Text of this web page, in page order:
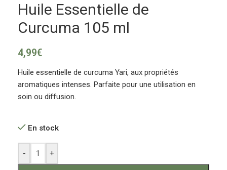
Huile Essentielle de
Curcuma 105 ml
4,99€
Huile essentielle de curcuma Yari, aux propriétés
aromatiques intenses. Parfaite pour une utilisation en
soin ou diffusion.
En stock
- +